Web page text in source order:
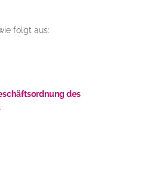
folgt aus:
des